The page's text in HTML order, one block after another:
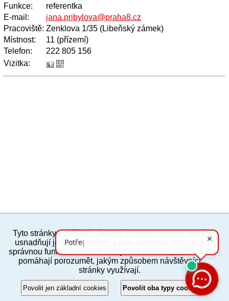
Funkce:
referentka
E-mail :
jana.pribylova@praha8.cz
Pracoviště: Zenklova 1/35 (Libeňský zámek)
Místnost:
11 (přízemí)
Telefon:
222 805 156
Vizitka:
ENG
Povinné a praktické informace
© 2012–2019 MČ Praha 8
Tyto stránky využívají základní soubory cookies, které
usnadňují jejich prohlížení a jsou nezbytné pro jejich
správnou funkci. Volitelně analytické cookies, které nám
pomáhají porozumět, jakým způsobem návštěvníci
stránky využívají.
Povolit jen základní cookies Povolit oba typy cookies